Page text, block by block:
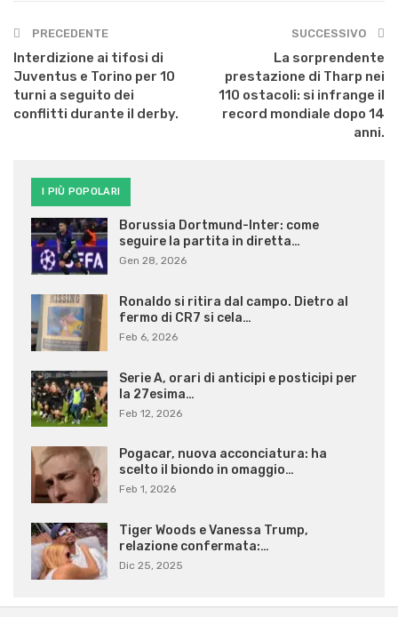
PRECEDENTE
Interdizione ai tifosi di
Juventus e Torino per 10
turni a seguito dei
conflitti durante il derby.
SUCCESSIVO
La sorprendente
prestazione di Tharp nei
110 ostacoli: si infrange il
record mondiale dopo 14
anni.
I PIÙ POPOLARI
Borussia Dortmund-Inter: come
seguire la partita in diretta…
Gen 28, 2026
Ronaldo si ritira dal campo. Dietro al
fermo di CR7 si cela…
Feb 6, 2026
Serie A, orari di anticipi e posticipi per
la 27esima…
Feb 12, 2026
Pogacar, nuova acconciatura: ha
scelto il biondo in omaggio…
Feb 1, 2026
Tiger Woods e Vanessa Trump,
relazione confermata:…
Dic 25, 2025